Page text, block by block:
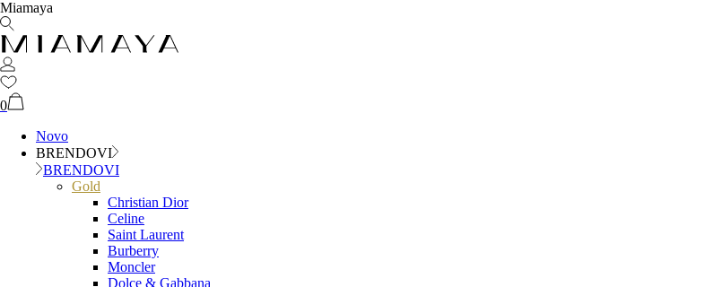
Miamaya
0
Novo
BRENDOVI
BRENDOVI
Gold
Christian Dior
Celine
Saint Laurent
Burberry
Moncler
Dolce & Gabbana